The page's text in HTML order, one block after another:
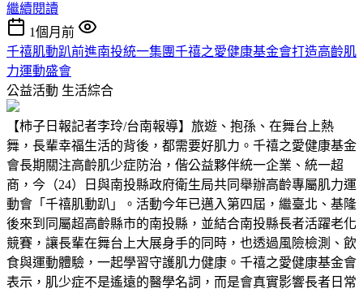
繼續閱讀
1個月前
千禧肌動趴前進南投統一集團千禧之愛健康基金會打造高齡肌
力運動盛會
公益活動 生活綜合
【柿子日報記者李玲/台南報導】旅遊、抱孫、在舞台上熱
舞，長輩幸福生活的背後，都需要好肌力。千禧之愛健康基金
會長期關注高齡肌少症防治，偕公益夥伴統一企業、統一超
商，今（24）日與南投縣政府衛生局共同舉辦高齡專屬肌力運
動會「千禧肌動趴」。活動今年已邁入第四屆，繼臺北、基隆
後來到同屬超高齡縣市的南投縣，並結合南投縣長者活躍老化
競賽，讓長輩在舞台上大展身手的同時，也透過風險檢測、飲
食與運動體驗，一起學習守護肌力健康。千禧之愛健康基金會
表示，肌少症不是遙遠的醫學名詞，而是會真實影響長者日常